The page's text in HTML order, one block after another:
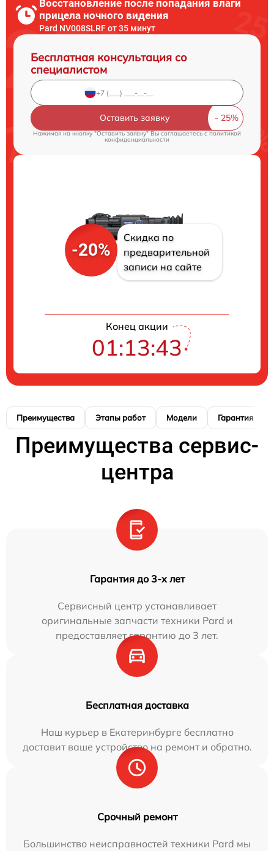
Восстановление после попадания влаги
прицела ночного видения
Pard NV008SLRF от 35 минут
Бесплатная консультация со
специалистом
Оставить заявку
Нажимая на кнопку "Оставить заявку" Вы соглашаетесь c политикой
конфиденциальности
-20%
Скидка по
предварительной
записи на сайте
Конец акции
01:13:42
Преимущества Этапы работ Модели Гарантия
Преимущества сервис-
центра
Гарантия до 3-х лет
Сервисный центр устанавливает
оригинальные запчасти техники Pard и
предоставляет гарантию до 3 лет.
Бесплатная доставка
Наш курьер в Екатеринбурге бесплатно
доставит ваше устройство на ремонт и обратно.
Срочный ремонт
Большинство неисправностей техники Pard мы